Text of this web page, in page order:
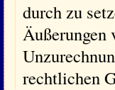
durch zu
Äußerungen
rechtlichen